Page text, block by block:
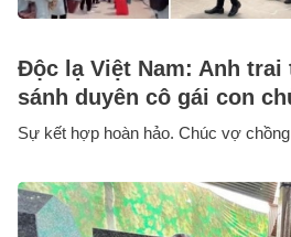
Độc lạ Việt Nam: Anh trai
sánh duyên cô gái con
Sự kết hợp hoàn hảo. Chúc vợ